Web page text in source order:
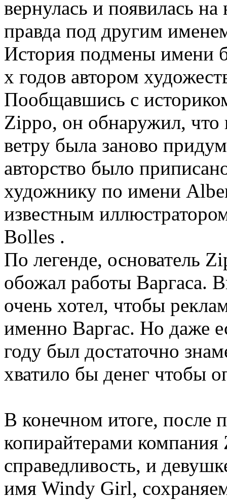
вернулась и появилась
правда под другим
История подмены имени
х годов автором
Пообщавшись с
Zippo, он обнаружил, что
ветру была заново
авторство было
художнику по имени
известным
Bolles .
По легенде, основатель
обожал работы Варгаса.
очень хотел, чтобы
именно Варгас. Но даже
году был достаточно
хватило бы денег чтобы
В конечном итоге, после
копирайтерами компания
справедливость, и
имя Windy Girl,